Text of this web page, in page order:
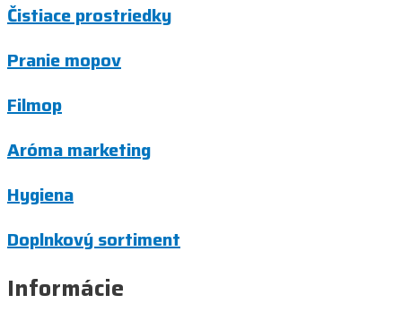
Čistiace prostriedky
Pranie mopov
Filmop
Aróma marketing
Hygiena
Doplnkový sortiment
Informácie